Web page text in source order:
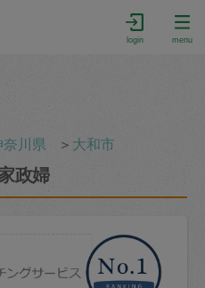
login menu
川県 ＞ 大和市
政婦